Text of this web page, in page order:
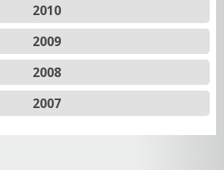
2010
2009
2008
2007